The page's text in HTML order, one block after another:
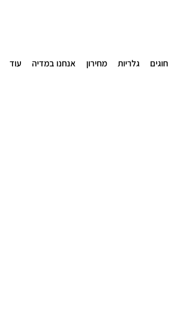
חוגים גלריות מחירון אנחנו במדיה עוד